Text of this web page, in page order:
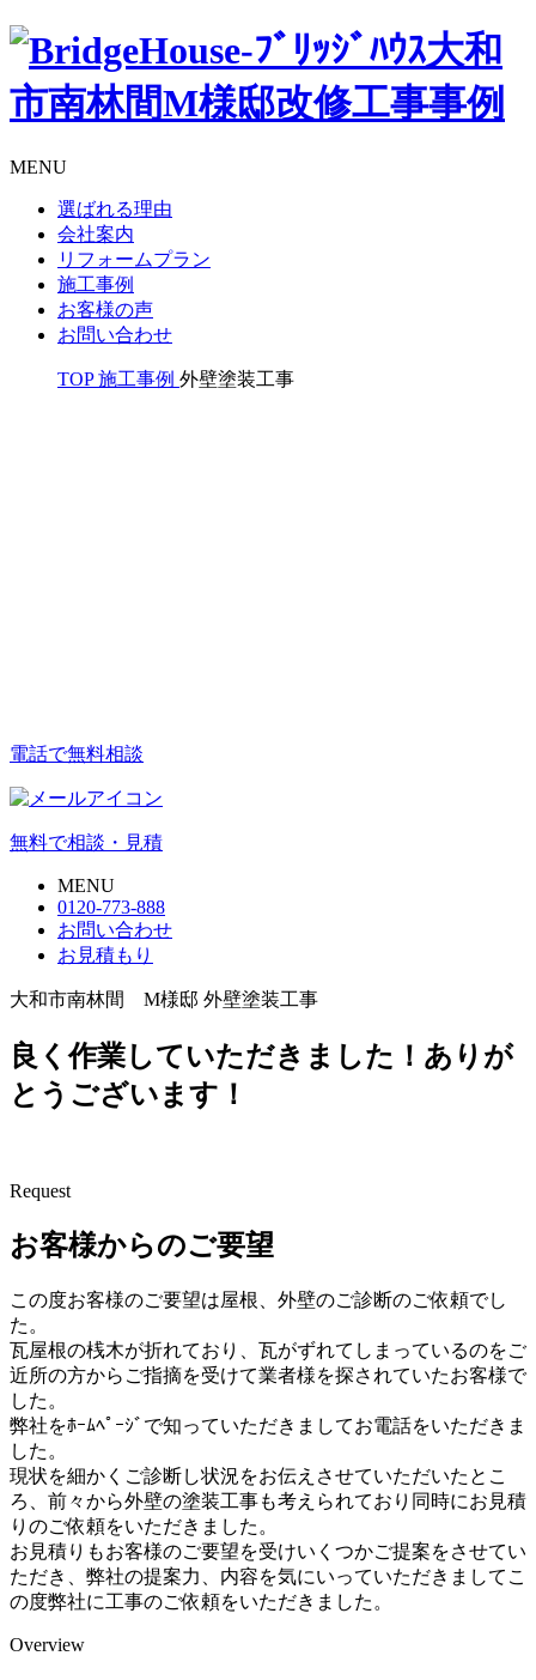
MENU
選ばれる理由
会社案内
リフォームプラン
施工事例
お客様の声
お問い合わせ
TOP 施工事例 外壁塗装工事
電話で無料相談
無料で相談・見積
MENU
0120-773-888
お問い合わせ
お見積もり
大和市南林間 M様邸 外壁塗装工事
良く作業していただきました！ありが
とうございます！
Request
お客様からのご要望
この度お客様のご要望は屋根、外壁のご診断のご依頼でし
た。
瓦屋根の桟木が折れており、瓦がずれてしまっているのをご
近所の方からご指摘を受けて業者様を探されていたお客様で
した。
弊社をﾎｰﾑﾍﾟｰｼﾞで知っていただきましてお電話をいただきま
した。
現状を細かくご診断し状況をお伝えさせていただいたとこ
ろ、前々から外壁の塗装工事も考えられており同時にお見積
りのご依頼をいただきました。
お見積りもお客様のご要望を受けいくつかご提案をさせてい
ただき、弊社の提案力、内容を気にいっていただきましてこ
の度弊社に工事のご依頼をいただきました。
Overview